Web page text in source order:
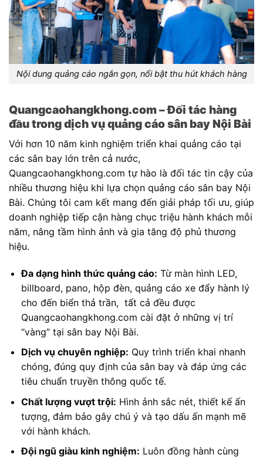
Nội dung quảng cáo ngắn gọn, nổi bật thu hút khách hàng
Quangcaohangkhong.com – Đối tác hàng
đầu trong dịch vụ quảng cáo sân bay Nội Bài
Với hơn 10 năm kinh nghiệm triển khai quảng cáo tại
các sân bay lớn trên cả nước,
Quangcaohangkhong.com tự hào là đối tác tin cậy của
nhiều thương hiệu khi lựa chọn quảng cáo sân bay Nội
Bài. Chúng tôi cam kết mang đến giải pháp tối ưu, giúp
doanh nghiệp tiếp cận hàng chục triệu hành khách mỗi
năm, nâng tầm hình ảnh và gia tăng độ phủ thương
hiệu.
Đa dạng hình thức quảng cáo: Từ màn hình LED,
billboard, pano, hộp đèn, quảng cáo xe đẩy hành lý
cho đến biển thả trần, tất cả đều được
Quangcaohangkhong.com cài đặt ở những vị trí
“vàng” tại sân bay Nội Bài.
Dịch vụ chuyên nghiệp: Quy trình triển khai nhanh
chóng, đúng quy định của sân bay và đáp ứng các
tiêu chuẩn truyền thông quốc tế.
Chất lượng vượt trội: Hình ảnh sắc nét, thiết kế ấn
tượng, đảm bảo gây chú ý và tạo dấu ấn mạnh mẽ
với hành khách.
Đội ngũ giàu kinh nghiệm: Luôn đồng hành cùng